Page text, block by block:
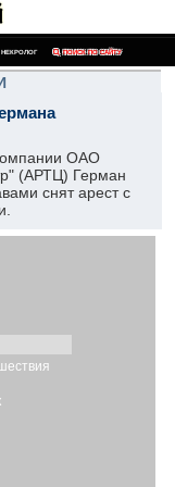
НЕКРОЛОГ ПОИСК ПО САЙТУ
ОАО
(АРТЦ) Герман
снят арест с